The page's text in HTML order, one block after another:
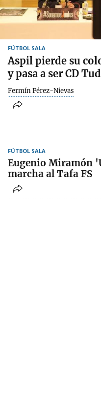
FÚTBOL SALA
Aspil pierde su
y pasa a ser CD
Fermín Pérez-Nievas
FÚTBOL SALA
Eugenio Miramón
marcha al Tafa FS